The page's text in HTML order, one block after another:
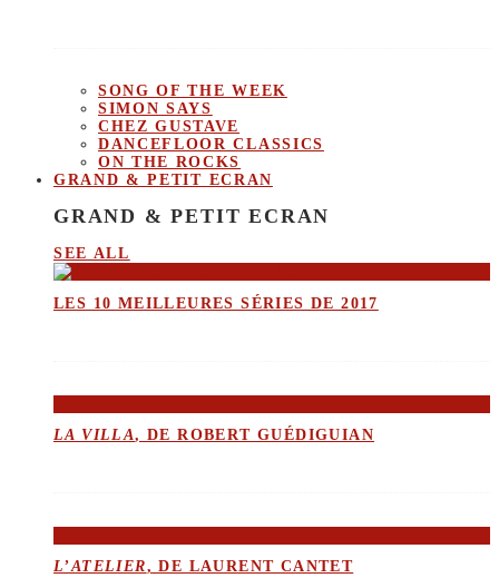
SONG OF THE WEEK
SIMON SAYS
CHEZ GUSTAVE
DANCEFLOOR CLASSICS
ON THE ROCKS
GRAND & PETIT ECRAN
GRAND & PETIT ECRAN
SEE ALL
LES 10 MEILLEURES SÉRIES DE 2017
LA VILLA, DE ROBERT GUÉDIGUIAN
L’ATELIER, DE LAURENT CANTET